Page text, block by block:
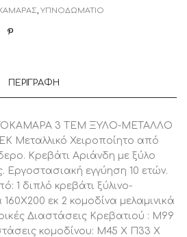
, ΥΠΝΟΔΩΜΑΤΙΟ
ΠΕΡΙΓΡΑΦΉ
3 ΤΕΜ ΞΥΛΟ-ΜΕΤΑΛΛΟ
Μεταλλικό Χειροποίητο από
Κρεβάτι Αριάνδη με ξύλο
Εργοστασιακή εγγύηση 10 ετών.
1 διπλό κρεβάτι ξύλινο-
εκ 2 κομοδίνα μελαμινικά
Διαστάσεις Κρεβατιού : Μ99
κομοδίνου: Μ45 Χ Π33 Χ